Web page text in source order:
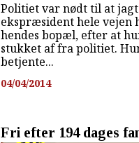
Politiet var nødt til at
ekspræsident hele vejen
hendes bopæl, efter at
stukket af fra politiet.
betjente...
04/04/2014
Fri efter 194 dages